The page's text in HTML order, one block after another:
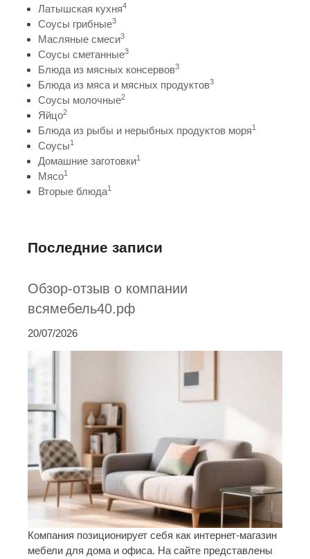
Латышская кухня4
Соусы грибные3
Масляные смеси3
Соусы сметанные3
Блюда из мясных консервов3
Блюда из мяса и мясных продуктов3
Соусы молочные2
Яйцо2
Блюда из рыбы и нерыбных продуктов моря1
Соусы1
Домашние заготовки1
Мясо1
Вторые блюда1
Последние записи
Обзор-отзыв о компании
всямебель40.рф
20/07/2026
Компания позиционирует себя как интернет-магазин
мебели для дома и офиса. На сайте представлены